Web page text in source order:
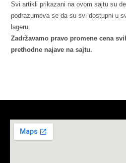
Svi artikli prikazani na ovom sajtu su
podrazumeva se da su svi dostupni u
lageru.
Zadržavamo pravo promene cena
prethodne najave na sajtu.